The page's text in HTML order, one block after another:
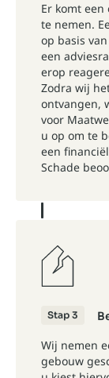
Er komt
te nemen.
op basis
een
erop
Zodra wij
ontvangen,
voor
u op om te
een
Schade
Stap 3
Wij nemen
gebouw